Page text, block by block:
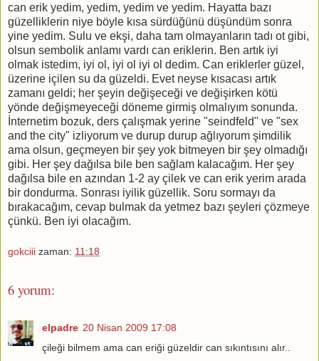
can erik yedim, yedim, yedim ve yedim. Hayatta bazı
güzelliklerin niye böyle kısa sürdüğünü düşündüm sonra
yine yedim. Sulu ve ekşi, daha tam olmayanların tadı ot gibi,
olsun sembolik anlamı vardı can eriklerin. Ben artık iyi
olmak istedim, iyi ol, iyi ol iyi ol dedim. Can eriklerler güzel,
üzerine içilen su da güzeldi. Evet neyse kısacası artık
zamanı geldi; her şeyin değişeceği ve değişirken kötü
yönde değişmeyeceği döneme girmiş olmalıyım sonunda.
İnternetim bozuk, ders çalışmak yerine "seindfeld" ve "sex
and the city" izliyorum ve durup durup ağlıyorum şimdilik
ama olsun, geçmeyen bir şey yok bitmeyen bir şey olmadığı
gibi. Her şey dağılsa bile ben sağlam kalacağım. Her şey
dağılsa bile en azından 1-2 ay çilek ve can erik yerim arada
bir dondurma. Sonrası iyilik güzellik. Soru sormayı da
bırakacağım, cevap bulmak da yetmez bazı şeyleri çözmeye
çünkü. Ben iyi olacağım.
gokciii zaman: 11:18
6 yorum:
elpadre 20 Nisan 2009 17:08
çileği bilmem ama can eriği güzeldir can sıkıntısını alır..